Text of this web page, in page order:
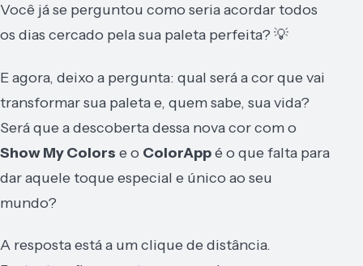
Você já se perguntou como seria acordar todos
os dias cercado pela sua paleta perfeita? 💡
E agora, deixo a pergunta: qual será a cor que vai
transformar sua paleta e, quem sabe, sua vida?
Será que a descoberta dessa nova cor com o
Show My Colors e o ColorAppé o que falta para
dar aquele toque especial e único ao seu
mundo?
A resposta está a um clique de distância.